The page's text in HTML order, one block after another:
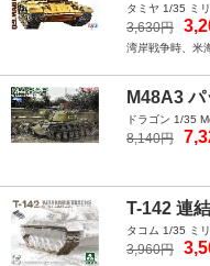
タミヤ 1/35 ミ
3,630円
湾岸戦争時、米
M48A3
ドラゴン 1/35
8,140円
T-142 連
タコム 1/35 ミ
3,960円